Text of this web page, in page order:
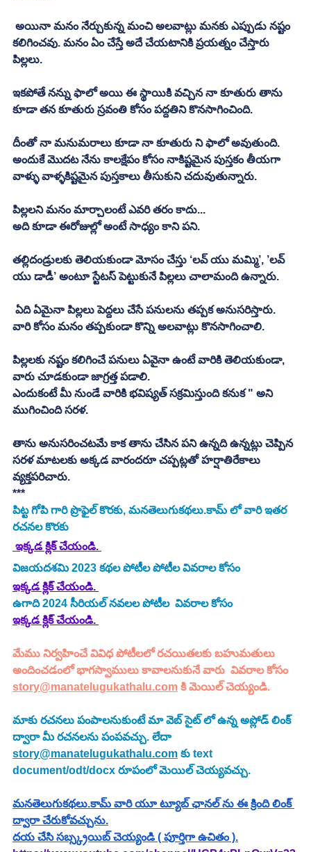
కలిగించవు. మనం ఏం చేస్తే అదే చేయటానికి ప్రయత్నం చేస్తారు
పిల్లలు.
ఇకపోతే నన్ను ఫాలో అయి ఈ స్థాయికి వచ్చిన నా కూతురు తాను
కూడా తన కూతురు స్రవంతి కోసం పద్దతిని కొనసాగించింది.
దీంతో నా మనుమరాలు కూడా నా కూతురు ని ఫాలో అవుతుంది.
అందుకే మొదట నేను కాలక్షేపం కోసం నాకిష్టమైన పుస్తకం తీయగా
వాళ్ళు వాళ్ళకిష్టమైన పుస్తకాలు తీసుకుని చదువుతున్నారు.
పిల్లలని మనం మార్చాలంటే ఎవరి తరం కాదు...
అది కూడా ఈరోజుల్లో అంటే సాధ్యం కాని పని.
తల్లిదండ్రులకు తెలియకుండా మోసం చేస్తు ‘లవ్ యు మమ్మి’, ’లవ్
యు డాడీ’ అంటూ స్టేటస్ పెట్టుకునే పిల్లలు చాలామంది ఉన్నారు.
వారి కోసం మనం తప్పకుండా కొన్ని అలవాట్లు కొనసాగించాలి.
పిల్లలకు నష్టం కలిగించే పనులు ఏవైనా ఉంటే వారికి తెలియకుండా,
వారు చూడకుండా జాగ్రత్త పడాలి.
ఎందుకంటే మీ నుండే వారికి భవిష్యత్ సక్రమిస్తుంది కనుక " అని
ముగించింది సరళ.
తాను అనుసరించటమే కాక తాను చేసిన పని ఉన్నది ఉన్నట్లు చెప్పిన
సరళ మాటలకు అక్కడ వారందరూ చప్పట్లతో హర్షాతిరేకాలు
వ్యక్తపరిచారు.
***
పిట్ట గోపి గారి ప్రొఫైల్ కొరకు, మనతెలుగుకథలు.కామ్ లో వారి ఇతర
రచనల కొరకు
ఇక్కడ క్లిక్ చేయండి.
విజయదశమి 2023 కథల పోటీల పోటీల వివరాల కోసం
ఇక్కడ క్లిక్ చేయండి.
ఉగాది 2024 సీరియల్ నవలల పోటీల  వివరాల కోసం
ఇక్కడ క్లిక్ చేయండి.
మేము నిర్వహించే వివిధ పోటీలలో రచయితలకు బహుమతులు
అందించడంలో భాగస్వాములు కావాలనుకునే వారు  వివరాల కోసం
story@manatelugukathalu.com కి మెయిల్ చెయ్యండి.
మాకు రచనలు పంపాలనుకుంటే మా వెబ్ సైట్ లో ఉన్న అప్లోడ్ లింక్
ద్వారా మీ రచనలను పంపవచ్చు. లేదా
story@manatelugukathalu.com కు text
document/odt/docx రూపంలో మెయిల్ చెయ్యవచ్చు.
మనతెలుగుకథలు.కామ్ వారి యూ ట్యూబ్ ఛానల్ ను ఈ క్రింది లింక్
ద్వారా చేరుకోవచ్చును.
దయ చేసి సబ్స్క్రయిబ్ చెయ్యండి ( పూర్తిగా ఉచితం ).